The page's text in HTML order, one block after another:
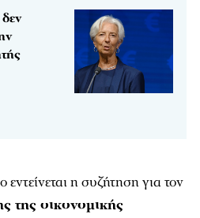
η συζήτηση για τον
της οικονομικής